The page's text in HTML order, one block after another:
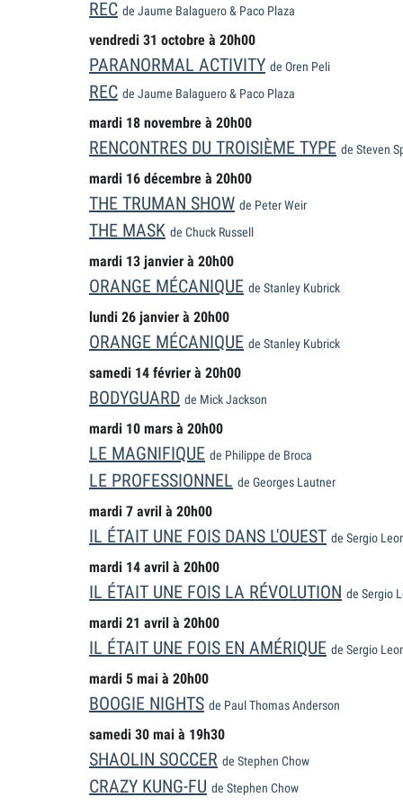
REC de Jaume Balaguero & Paco Plaza
vendredi 31 octobre à 20h00
PARANORMAL ACTIVITY de Oren Peli
REC de Jaume Balaguero & Paco Plaza
mardi 18 novembre à 20h00
RENCONTRES DU TROISIÈME TYPE de Steven
mardi 16 décembre à 20h00
THE TRUMAN SHOW de Peter Weir
THE MASK de Chuck Russell
mardi 13 janvier à 20h00
ORANGE MÉCANIQUE de Stanley Kubrick
lundi 26 janvier à 20h00
ORANGE MÉCANIQUE de Stanley Kubrick
samedi 14 février à 20h00
BODYGUARD de Mick Jackson
mardi 10 mars à 20h00
LE MAGNIFIQUE de Philippe de Broca
LE PROFESSIONNEL de Georges Lautner
mardi 7 avril à 20h00
IL ÉTAIT UNE FOIS DANS L'OUEST de Sergio
mardi 14 avril à 20h00
IL ÉTAIT UNE FOIS LA RÉVOLUTION de Sergio
mardi 21 avril à 20h00
IL ÉTAIT UNE FOIS EN AMÉRIQUE de Sergio
mardi 5 mai à 20h00
BOOGIE NIGHTS de Paul Thomas Anderson
samedi 30 mai à 19h30
SHAOLIN SOCCER de Stephen Chow
CRAZY KUNG-FU de Stephen Chow